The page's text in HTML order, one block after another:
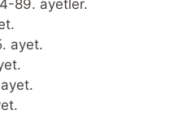
89. ayetler.
ayet.